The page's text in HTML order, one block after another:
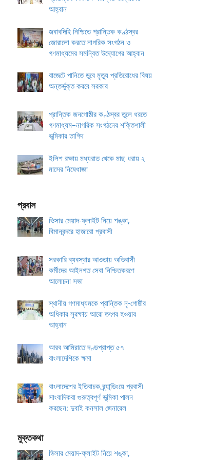
আহ্বান
জবাবদিহি নিশ্চিতে প্রান্তিক কণ্ঠস্বর
জোরালো করতে নাগরিক সংগঠন ও
গণমাধ্যমের সমন্বিত উদ্যোগের আহ্বান
বাজেটে পানিতে ডুবে মৃত্যু প্রতিরোধের বিষয়
অন্তর্ভুক্ত করবে সরকার
প্রান্তিক জনগোষ্ঠীর কণ্ঠস্বর তুলে ধরতে
গণমাধ্যম–নাগরিক সংগঠনের শক্তিশালী
ভূমিকার তাগিদ
ইলিশ রক্ষায় মধ্যরাত থেকে মাছ ধরায় ২
মাসের নিষেধাজ্ঞা
প্রবাস
ভিসার মেয়াদ-ফ্লাইট নিয়ে শঙ্কা,
বিমানবন্দরে হাজারো প্রবাসী
সরকারি ব্যবস্থার আওতায় অভিবাসী
কর্মীদের আইনগত সেবা নিশ্চিতকরণে
আলোচনা সভা
স্থানীয় গণমাধ্যমকে প্রান্তিক নৃ-গোষ্ঠীর
অধিকার সুরক্ষায় আরো তৎপর হওয়ার
আহ্বান
আরব আমিরাতে দণ্ডপ্রাপ্ত ৫৭
বাংলাদেশিকে ক্ষমা
বাংলাদেশের ইতিবাচক ব্র্যান্ডিংয়ে প্রবাসী
সাংবাদিকরা গুরুত্বপূর্ণ ভূমিকা পালন
করছেন: দুবাই কনসাল জেনারেল
মুক্তকথা
ভিসার মেয়াদ-ফ্লাইট নিয়ে শঙ্কা,